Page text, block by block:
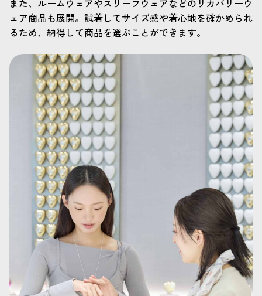
また、ルームウェアやスリープウェアなどのリカバリーウ
ェア商品も展開。試着してサイズ感や着心地を確かめられ
るため、納得して商品を選ぶことができます。